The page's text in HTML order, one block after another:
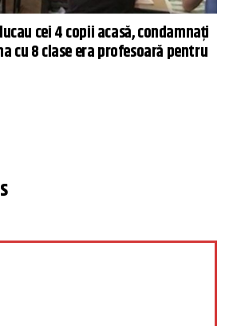
cei 4 copii acasă, condamnați
cu 8 clase era profesoară pentru